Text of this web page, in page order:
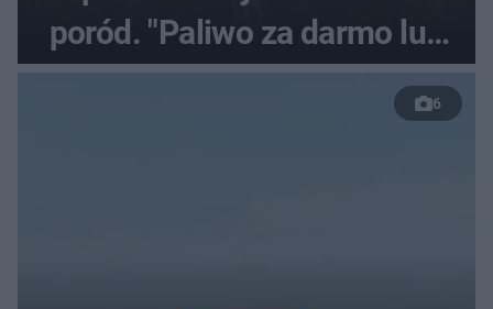
poród. "Paliwo za darmo lub
50 %!"
6